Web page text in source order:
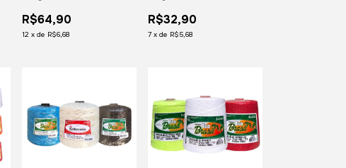
R$64,90
12 xde R$6,68
R$32,90
7 xde R$5,68